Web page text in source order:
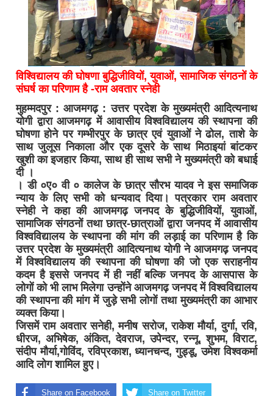
विश्विद्यालय की घोषणा बुद्धिजीवियों, युवाओं, सामाजिक संगठनों के
संघर्ष का परिणाम है -राम अवतार स्नेही
मुहम्मदपुर : आजमगढ़ : उत्तर प्रदेश के मुख्यमंत्री आदित्यनाथ
योगी द्वारा आजमगढ़ में आवासीय विश्वविद्यालय की स्थापना की
घोषणा होने पर गम्भीरपुर के छात्र एवं युवाओं ने ढोल, ताशे के
साथ जुलूस निकाला और एक दूसरे के साथ मिठाइयां बांटकर
खुशी का इजहार किया, साथ ही साथ सभी ने मुख्यमंत्री को बधाई
दी ।
। डी ०ए० वी ० कालेज के छात्र सौरभ यादव ने इस समाजिक
न्याय के लिए सभी को धन्यवाद दिया। पत्रकार राम अवतार
स्नेही ने कहा की आजमगढ़ जनपद के बुद्धिजीवियों, युवाओं,
सामाजिक संगठनों तथा छात्र-छात्राओं द्वारा जनपद में आवासीय
विश्वविद्यालय के स्थापना की मांग की लड़ाई का परिणाम है कि
उत्तर प्रदेश के मुख्यमंत्री आदित्यनाथ योगी ने आजमगढ़ जनपद
में विश्वविद्यालय की स्थापना की घोषणा की जो एक सराहनीय
कदम है इससे जनपद में ही नहीं बल्कि जनपद के आसपास के
लोगों को भी लाभ मिलेगा उन्होंने आजमगढ़ जनपद में विश्वविद्यालय
की स्थापना की मांग में जुड़े सभी लोगों तथा मुख्यमंत्री का आभार
व्यक्त किया।
जिसमें राम अवतार सनेही, मनीष सरोज, राकेश मौर्या, दुर्गा, रवि,
धीरज, अभिषेक, अंकित, देवराज, उपेन्दर, रन्नू, शुभम, विराट,
संदीप मौर्या,गोविंद, रविप्रकाश, ध्यानचन्द, गुड्डू, उमेश विश्वकर्मा
आदि लोग शामिल हुए।
Share on Facebook Share on Twitter